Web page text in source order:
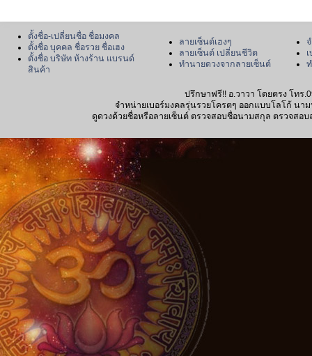
ตั้งชื่อ-เปลี่ยนชื่อ ชื่อมงคล
ตั้งชื่อ บุคคล ชื่อรวย ชื่อเฮง
ตั้งชื่อ บริษัท ห้างร้าน แบรนด์
สินค้า
ลายเซ็นต์เฮงๆ
ลายเซ็นต์ เปลี่ยนชีวิต
ทำนายดวงจากลายเซ็นต์
ปรึกษาฟรี!! อ.วาวา โดยตรง โทร
จำหน่ายเบอร์มงคลรุ่นรวยโครตๆ ออกแบบโลโก้ นา
ดูดวงด้วยชื่อหรือลายเซ็นต์ ตรวจสอบชื่อนามสกุล ตรวจสอ